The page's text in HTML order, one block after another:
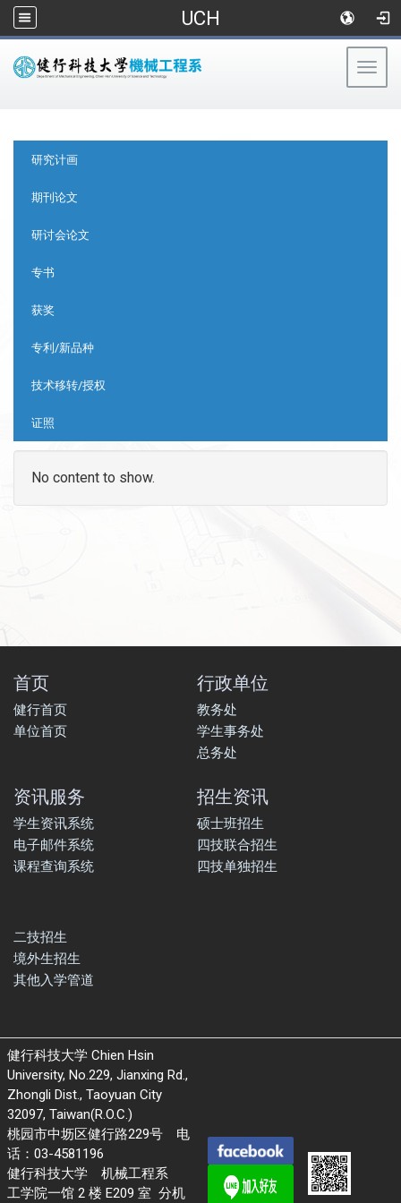
UCH
研究计画
期刊论文
研讨会论文
专书
获奖
专利/新品种
技术移转/授权
证照
No content to show.
首页
健行首页
单位首页
行政单位
教务处
学生事务处
总务处
资讯服务
学生资讯系统
电子邮件系统
课程查询系统
招生资讯
硕士班招生
四技联合招生
四技单独招生
二技招生
境外生招生
其他入学管道
健行科技大学 Chien Hsin
University, No.229, Jianxing Rd.,
Zhongli Dist., Taoyuan City
32097, Taiwan(R.O.C.)
桃园市中坜区健行路229号 电
话：03-4581196
健行科技大学 机械工程系
工学院一馆 2 楼 E209 室 分机